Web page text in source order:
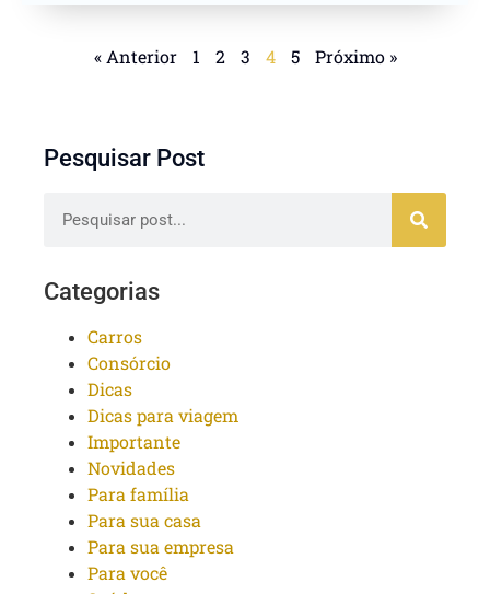
« Anterior 1 2 3 4 5 Próximo »
Pesquisar Post
Categorias
Carros
Consórcio
Dicas
Dicas para viagem
Importante
Novidades
Para família
Para sua casa
Para sua empresa
Para você